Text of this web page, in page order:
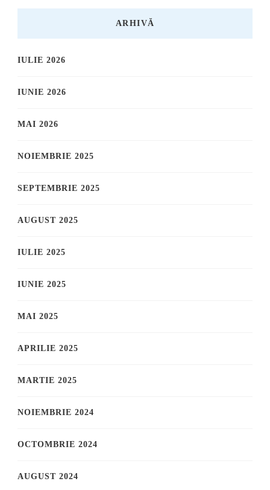
ARHIVĂ
IULIE 2026
IUNIE 2026
MAI 2026
NOIEMBRIE 2025
SEPTEMBRIE 2025
AUGUST 2025
IULIE 2025
IUNIE 2025
MAI 2025
APRILIE 2025
MARTIE 2025
NOIEMBRIE 2024
OCTOMBRIE 2024
AUGUST 2024